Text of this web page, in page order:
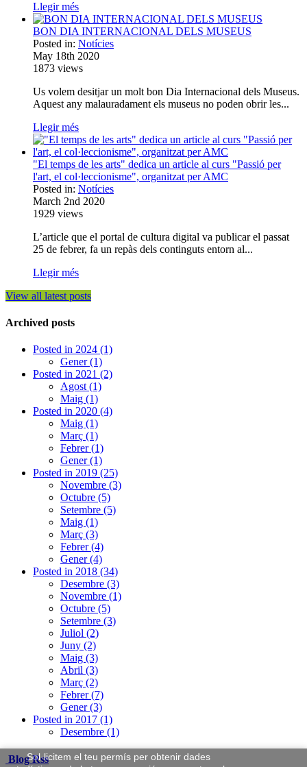
Llegir més
BON DIA INTERNACIONAL DELS MUSEUS
Posted in: Notícies
May 18th 2020
1873 views
Us volem desitjar un molt bon Dia Internacional dels Museus.
Aquest any malauradament els museus no poden obrir les...
Llegir més
"El temps de les arts" dedica un article al curs "Passió per
l'art, el col·leccionisme", organitzat per AMC
Posted in: Notícies
March 2nd 2020
1929 views
L’article que el portal de cultura digital va publicar el passat
25 de febrer, fa un repàs dels continguts entorn al...
Llegir més
View all latest posts
Archived posts
Posted in 2024 (1)
Gener (1)
Posted in 2021 (2)
Agost (1)
Maig (1)
Posted in 2020 (4)
Maig (1)
Març (1)
Febrer (1)
Gener (1)
Posted in 2019 (25)
Novembre (3)
Octubre (5)
Setembre (5)
Maig (1)
Març (3)
Febrer (4)
Gener (4)
Posted in 2018 (34)
Desembre (3)
Novembre (1)
Octubre (5)
Setembre (3)
Juliol (2)
Juny (2)
Maig (3)
Abril (3)
Març (2)
Febrer (7)
Gener (3)
Posted in 2017 (1)
Desembre (1)
Blog Rss
Sol·licitem el teu permís per obtenir dades